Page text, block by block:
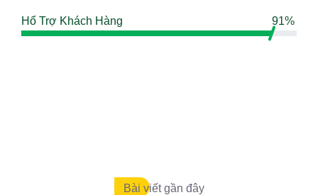
Hổ Trợ Khách Hàng 91%
Bài viết gần đây